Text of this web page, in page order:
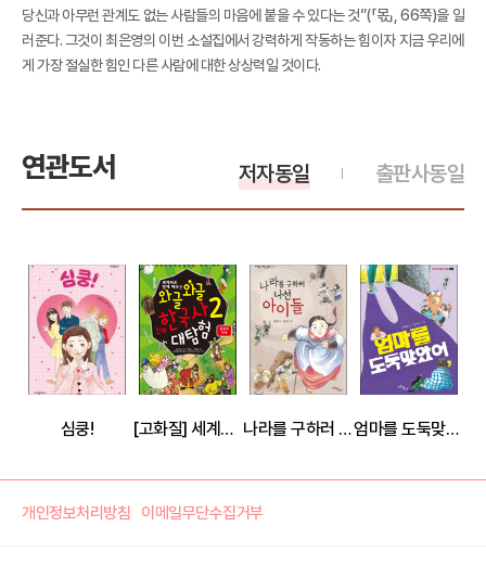
당신과 아무런 관계도 없는 사람들의 마음에 붙을 수 있다는 것”(「몫」, 66쪽)을 일
러준다. 그것이 최은영의 이번 소설집에서 강력하게 작동하는 힘이자 지금 우리에
게 가장 절실한 힘인 다른 사람에 대한 상상력일 것이다.
연관도서 출판사동일
저자동일
심쿵! [고화질] 세계사도 함께 배우는 와글와글 만화 한국사 대탐험 02권 나라를 구하러 나선 아이들 엄마를 도둑맞았어
개인정보처리방침 이메일무단수집거부